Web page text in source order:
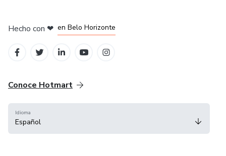
Hecho con ❤ en Belo Horizonte
Conoce Hotmart
Idioma
Español